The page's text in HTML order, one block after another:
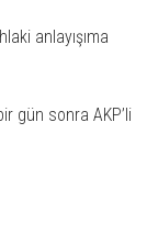
anlayışıma
gün sonra AKP’li